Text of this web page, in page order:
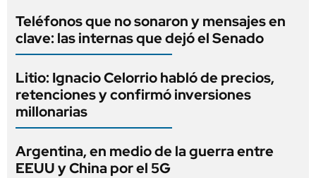
Teléfonos que no sonaron y mensajes en
clave: las internas que dejó el Senado
Litio: Ignacio Celorrio habló de precios,
retenciones y confirmó inversiones
millonarias
Argentina, en medio de la guerra entre
EEUU y China por el 5G